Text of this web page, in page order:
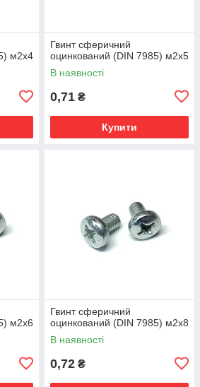
м2х4
Гвинт сферичний
оцинкований (DIN 7985) м2х5
В наявності
0,71 ₴
Купити
м2х6
Гвинт сферичний
оцинкований (DIN 7985) м2х8
В наявності
0,72 ₴